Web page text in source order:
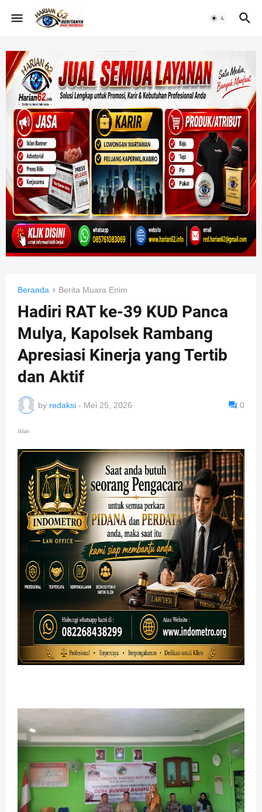
Beranda Berita Muara Enim
Hadiri RAT ke-39 KUD Panca
Mulya, Kapolsek Rambang
Apresiasi Kinerja yang Tertib
dan Aktif
by redaksi - Mei 25, 2026 0
Iklan